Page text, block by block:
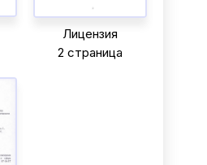
Лицензия
2 страница